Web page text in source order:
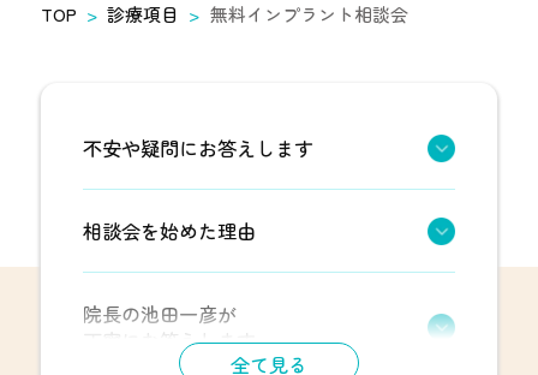
TOP 診療項目 無料インプラント相談会
不安や疑問にお答えします
相談会を始めた理由
院長の池田一彦が
丁寧にお答えします
全て見る